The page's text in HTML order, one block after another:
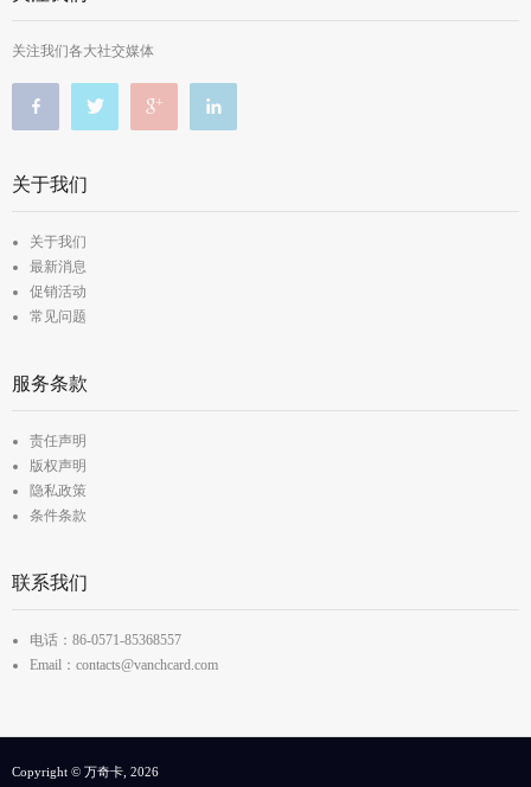
关注我们各大社交媒体
关于我们
关于我们
最新消息
促销活动
常见问题
服务条款
责任声明
版权声明
隐私政策
条件条款
联系我们
电话：86-0571-85368557
Email：contacts@vanchcard.com
Copyright © 万奇卡, 2026